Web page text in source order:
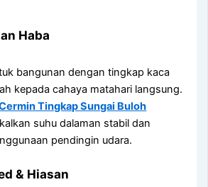
Haba
bangunan dengan tingkap kaca
kepada cahaya matahari langsung.
Tingkap Sungai Buloh
suhu dalaman stabil dan
pendingin udara.
& Hiasan